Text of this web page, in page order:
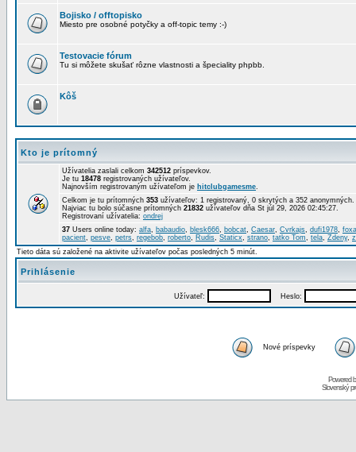
Bojisko / offtopisko
Miesto pre osobné potyčky a off-topic temy :-)
Testovacie fórum
Tu si môžete skušať rôzne vlastnosti a špeciality phpbb.
Kôš
Kto je prítomný
Užívatelia zaslali celkom 342512 príspevkov.
Je tu 18478 registrovaných užívateľov.
Najnovším registrovaným užívateľom je hitclubgamesme.
Celkom je tu prítomných 353 užívateľov: 1 registrovaný, 0 skrytých a 352
Najviac tu bolo súčasne prítomných 21832 užívateľov dňa St júl 29, 2026 02:45:27.
Registrovaní užívatelia: ondrej
37 Users online today: alfa, babaudio, blesk666, bobcat, Caesar, Cvrkajs, dufi1978,
pacient, pesve, petrs, regebob, roberto, Rudis, Staticx, strano, tatko Tom, tela, Zdeny,
Tieto dáta sú založené na aktivite užívateľov počas posledných 5 minút.
Prihlásenie
Užívateľ: Heslo:
Nové príspevky
Powered
Slovenský